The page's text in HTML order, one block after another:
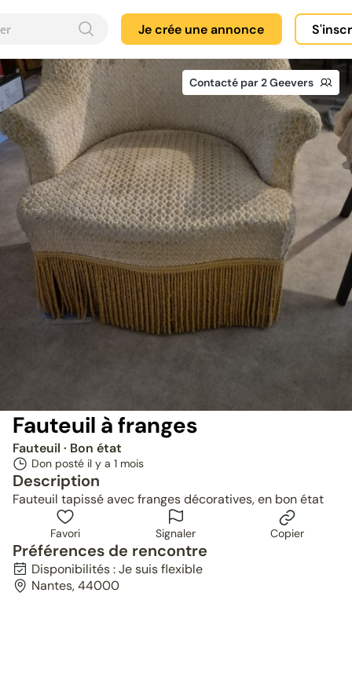
Je crée une annonce
Contacté par 2 Geevers
Fauteuil à franges
Fauteuil · Bon état
Don posté il y a 1 mois
Description
Fauteuil tapissé avec franges décoratives, en bon état
Favori Signaler Copier
Préférences de rencontre
Disponibilités : Je suis flexible
Nantes, 44000